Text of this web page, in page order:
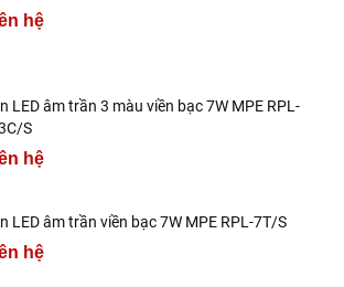
hệ
LED âm trần 3 màu viền bạc 7W MPE RPL-
S
hệ
LED âm trần viền bạc 7W MPE RPL-7T/S
hệ